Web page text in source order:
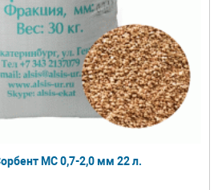
МС 0,7-2,0 мм 22 л.